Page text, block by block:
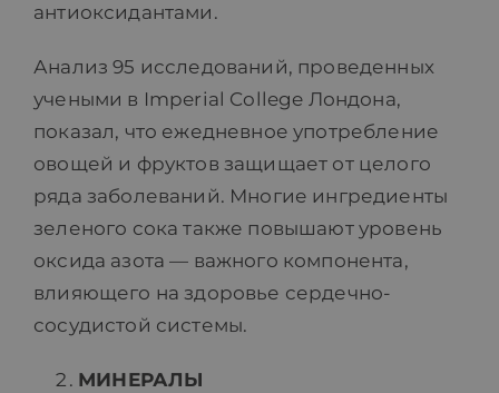
антиоксидантами.
Анализ 95 исследований, проведенных
учеными в Imperial College Лондона,
показал, что ежедневное употребление
овощей и фруктов защищает от целого
ряда заболеваний. Многие ингредиенты
зеленого сока также повышают уровень
оксида азота — важного компонента,
влияющего на здоровье сердечно-
сосудистой системы.
МИНЕРАЛЫ